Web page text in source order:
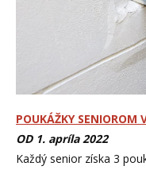
POUKÁŽKY SENIOROM
OD 1. apríla 2022
Každý senior získa 3